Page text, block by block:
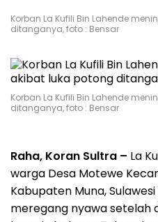
Korban La Kufili Bin Lahende
ditanganya, foto : Bensar
Korban La Kufili Bin Lahende
ditanganya, foto : Bensar
Raha, Koran Sultra – La
warga Desa Motewe
Kabupaten Muna,
meregang nyawa setelah